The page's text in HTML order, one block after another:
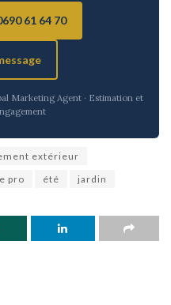
61 64 70
Marketing Agent · Estimation et
extérieur
pro été jardin